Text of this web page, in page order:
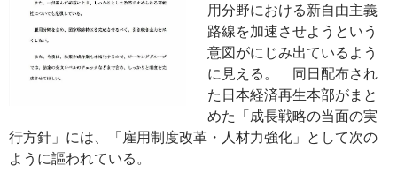
用分野における新自由主義
路線を加速させようという
意図がにじみ出ているよう
に見える。 同日配布され
た日本経済再生本部がまと
めた「成長戦略の当面の実
行方針」には、「雇用制度改革・人材力強化」として次の
ように謳われている。